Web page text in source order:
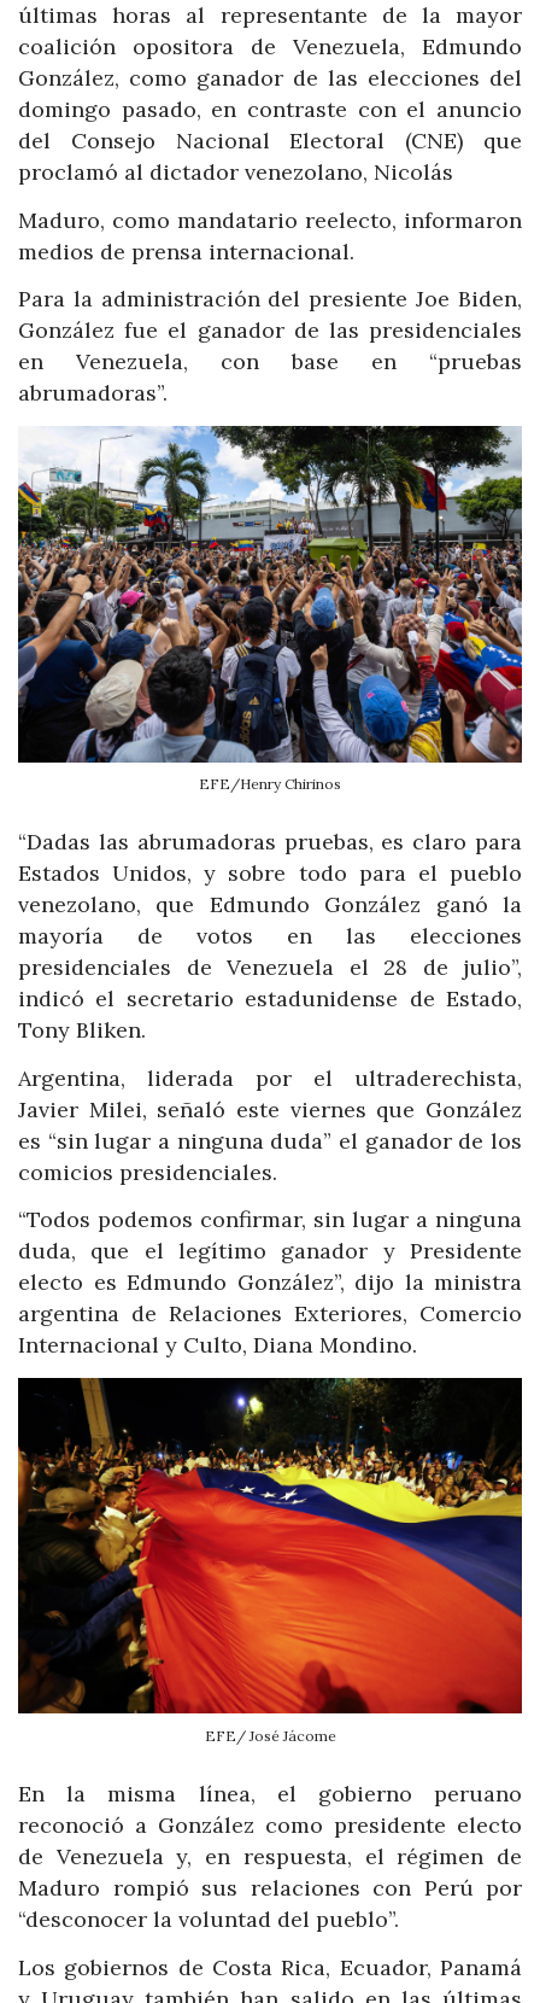
últimas horas al representante de la mayor
coalición opositora de Venezuela, Edmundo
González, como ganador de las elecciones del
domingo pasado, en contraste con el anuncio
del Consejo Nacional Electoral (CNE) que
proclamó al dictador venezolano, Nicolás
Maduro, como mandatario reelecto, informaron
medios de prensa internacional.
Para la administración del presiente Joe Biden,
González fue el ganador de las presidenciales
en Venezuela, con base en “pruebas
abrumadoras”.
EFE/Henry Chirinos
“Dadas las abrumadoras pruebas, es claro para
Estados Unidos, y sobre todo para el pueblo
venezolano, que Edmundo González ganó la
mayoría de votos en las elecciones
presidenciales de Venezuela el 28 de julio”,
indicó el secretario estadunidense de Estado,
Tony Bliken.
Argentina, liderada por el ultraderechista,
Javier Milei, señaló este viernes que González
es “sin lugar a ninguna duda” el ganador de los
comicios presidenciales.
“Todos podemos confirmar, sin lugar a ninguna
duda, que el legítimo ganador y Presidente
electo es Edmundo González”, dijo la ministra
argentina de Relaciones Exteriores, Comercio
Internacional y Culto, Diana Mondino.
EFE/ José Jácome
En la misma línea, el gobierno peruano
reconoció a González como presidente electo
de Venezuela y, en respuesta, el régimen de
Maduro rompió sus relaciones con Perú por
“desconocer la voluntad del pueblo”.
Los gobiernos de Costa Rica, Ecuador, Panamá